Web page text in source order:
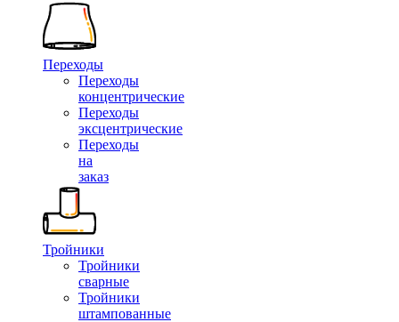
Переходы
Переходы
концентрические
Переходы
эксцентрические
Переходы
на
заказ
Тройники
Тройники
сварные
Тройники
штампованные